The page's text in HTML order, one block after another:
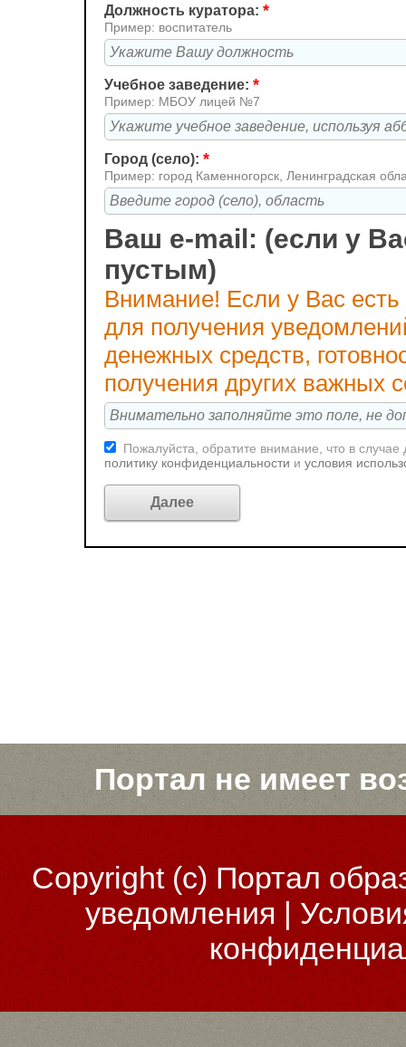
Должность куратора: *
Пример: воспитатель
Учебное заведение: *
Пример: МБОУ лицей №7
Город (село): *
Пример: город Каменногорск, Ленинградская
Ваш e-mail: (если у
пустым)
Внимание! Если у Вас
для получения
денежных средств,
получения других важных
Пожалуйста, обратите внимание, что в
политику конфиденциальности и условия
Портал не имеет
Copyright (c)Портал
уведомления |